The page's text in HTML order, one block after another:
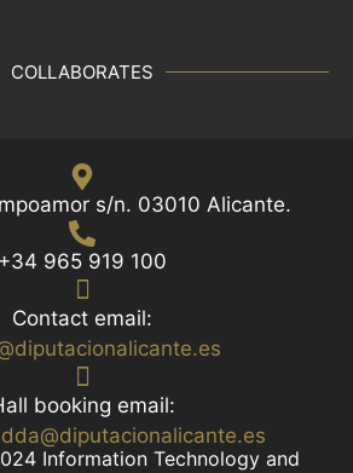
COLLABORATES
s/n. 03010 Alicante.
+34 965 919 100
Contact email:
booking email:
Information Technology and